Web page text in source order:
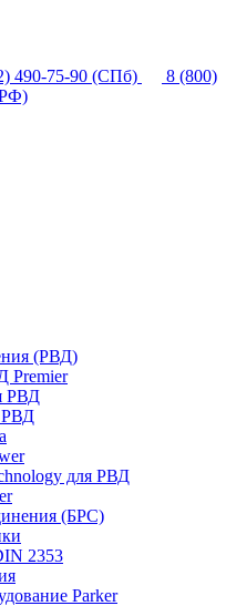
490-75-90 (СПб)
8 (800)
РФ)
(РВД)
Premier
РВД
РВД
для РВД
(БРС)
2353
Parker